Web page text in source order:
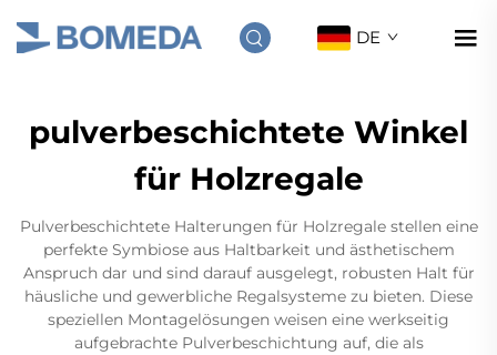
DE
pulverbeschichtete Winkel
für Holzregale
Pulverbeschichtete Halterungen für Holzregale stellen eine
perfekte Symbiose aus Haltbarkeit und ästhetischem
Anspruch dar und sind darauf ausgelegt, robusten Halt für
häusliche und gewerbliche Regalsysteme zu bieten. Diese
speziellen Montagelösungen weisen eine werkseitig
aufgebrachte Pulverbeschichtung auf, die als